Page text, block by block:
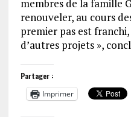
membres de la famille
renouveler, au cours
premier pas est
d’autres projets »,
Partager :
Imprimer